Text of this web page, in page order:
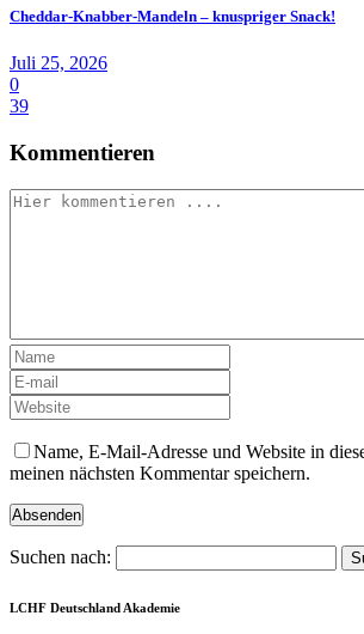
Cheddar-Knabber-Mandeln – knuspriger Snack!
Juli 25, 2026
0
39
Kommentieren
Name, E-Mail-Adresse und Website in
meinen nächsten Kommentar speichern.
Suchen nach:
LCHF Deutschland Akademie